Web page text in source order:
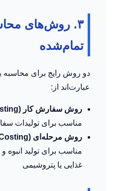
۳. روش‌های
تمام‌شده
دو روش رایج برای محاسبه
عبارت‌اند از:
روش سفارش کار (Job Order Costing):
مناسب برای تولیدات
روش مرحله‌ای (Process Costing):
مناسب برای تولید انبوه
غذایی یا پتروشیمی